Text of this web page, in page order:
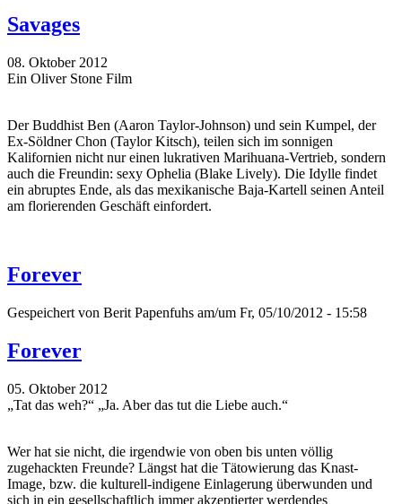
Savages
08. Oktober 2012
Ein Oliver Stone Film
Der Buddhist Ben (Aaron Taylor-Johnson) und sein Kumpel, der
Ex-Söldner Chon (Taylor Kitsch), teilen sich im sonnigen
Kalifornien nicht nur einen lukrativen Marihuana-Vertrieb, sondern
auch die Freundin: sexy Ophelia (Blake Lively). Die Idylle findet
ein abruptes Ende, als das mexikanische Baja-Kartell seinen Anteil
am florierenden Geschäft einfordert.
Forever
Gespeichert von Berit Papenfuhs am/um Fr, 05/10/2012 - 15:58
Forever
05. Oktober 2012
„Tat das weh?“ „Ja. Aber das tut die Liebe auch.“
Wer hat sie nicht, die irgendwie von oben bis unten völlig
zugehackten Freunde? Längst hat die Tätowierung das Knast-
Image, bzw. die kulturell-indigene Einlagerung überwunden und
sich in ein gesellschaftlich immer akzeptierter werdendes